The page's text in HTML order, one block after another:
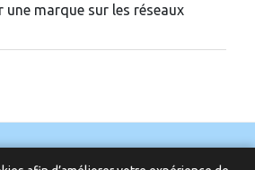
une marque sur les réseaux